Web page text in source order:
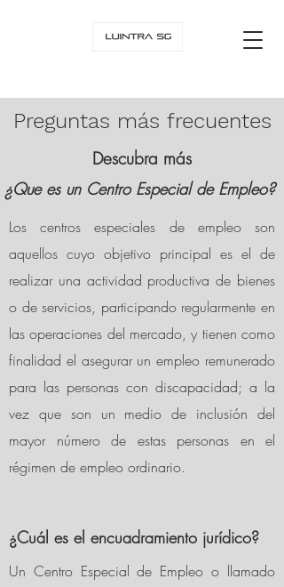
Preguntas más frecuentes
Descubra más
Los centros especiales de empleo son
aquellos cuyo objetivo principal es el de
realizar una actividad productiva de bienes
o de servicios, participando regularmente en
las operaciones del mercado, y tienen como
finalidad el asegurar un empleo remunerado
para las personas con discapacidad; a la
vez que son un medio de inclusión del
mayor número de estas personas en el
régimen de empleo ordinario.
¿Cuál es el encuadramiento jurídico?
Un Centro Especial de Empleo o llamado
¿Que es un Centro Especial de Empleo?